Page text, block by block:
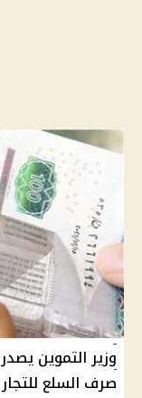
وزير التموين
صرف السلع للتجار 50% بدلًا من 30%